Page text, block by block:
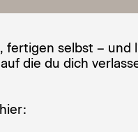
fertigen selbst – und
die du dich